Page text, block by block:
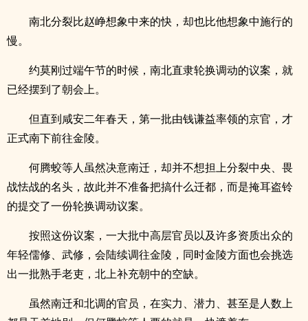
南北分裂比赵峥想象中来的快，却也比他想象中施行的
慢。
约莫刚过端午节的时候，南北直隶轮换调动的议案，就
已经摆到了朝会上。
但直到咸安二年春天，第一批由钱谦益率领的京官，才
正式南下前往金陵。
何腾蛟等人虽然决意南迁，却并不想担上分裂中央、畏
战怯战的名头，故此并不准备把搞什么迁都，而是掩耳盗铃
的提交了一份轮换调动议案。
按照这份议案，一大批中高层官员以及许多资质出众的
年轻儒修、武修，会陆续调往金陵，同时金陵方面也会挑选
出一批熟手老吏，北上补充朝中的空缺。
虽然南迁和北调的官员，在实力、潜力、甚至是人数上